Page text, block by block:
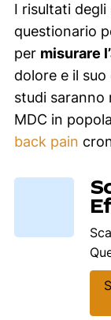
I risultati
questionario
per misurare
dolore e il
studi saranno
MDC in
back pain